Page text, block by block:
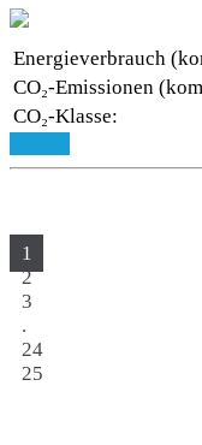
Energieverbrauch
CO₂-Emissionen
CO₂-Klasse:
1
2
3
.
24
25